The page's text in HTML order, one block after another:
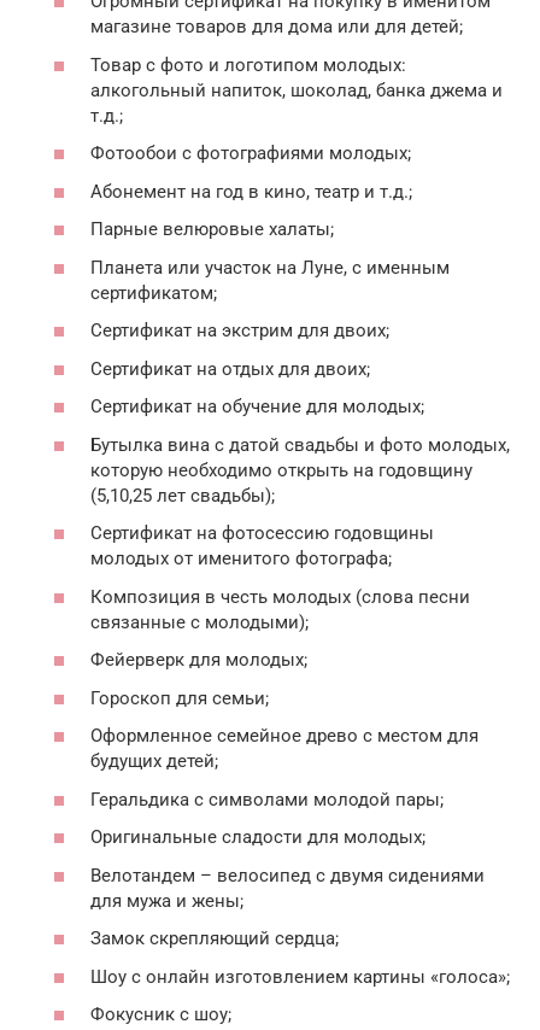
магазине товаров для дома или для детей;
Товар с фото и логотипом молодых:
алкогольный напиток, шоколад, банка джема и
т.д.;
Фотообои с фотографиями молодых;
Абонемент на год в кино, театр и т.д.;
Парные велюровые халаты;
Планета или участок на Луне, с именным
сертификатом;
Сертификат на экстрим для двоих;
Сертификат на отдых для двоих;
Сертификат на обучение для молодых;
Бутылка вина с датой свадьбы и фото молодых,
которую необходимо открыть на годовщину
(5,10,25 лет свадьбы);
Сертификат на фотосессию годовщины
молодых от именитого фотографа;
Композиция в честь молодых (слова песни
связанные с молодыми);
Фейерверк для молодых;
Гороскоп для семьи;
Оформленное семейное древо с местом для
будущих детей;
Геральдика с символами молодой пары;
Оригинальные сладости для молодых;
Велотандем – велосипед с двумя сидениями
для мужа и жены;
Замок скрепляющий сердца;
Шоу с онлайн изготовлением картины «голоса»;
Фокусник с шоу;